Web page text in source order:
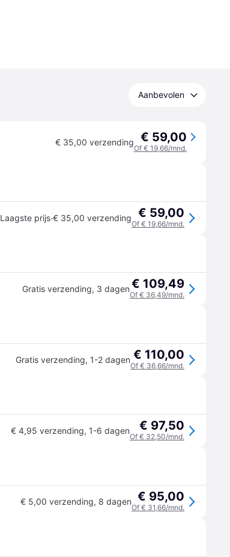
Aanbevolen
€ 35,00 verzending € 59,00
Of € 19,66/mnd.
Laagste prijs·€ 35,00 verzending € 59,00
Of € 19,66/mnd.
Gratis verzending, 3 dagen € 109,49
Of € 36,49/mnd.
Gratis verzending, 1-2 dagen € 110,00
Of € 36,66/mnd.
€ 4,95 verzending, 1-6 dagen € 97,50
Of € 32,50/mnd.
€ 5,00 verzending, 8 dagen € 95,00
Of € 31,66/mnd.